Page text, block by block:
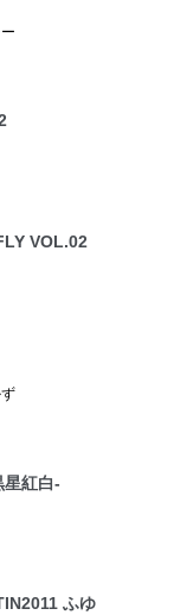
VOL.02
星紅白-
ふゆ